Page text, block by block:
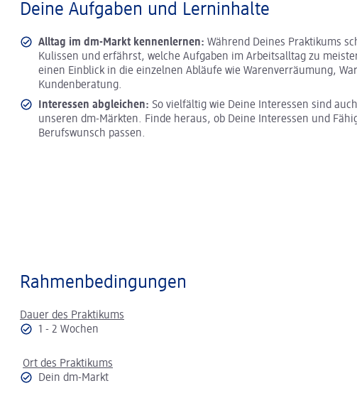
Deine Aufgaben und Lerninhalte
Alltag im dm-Markt kennenlernen: Während Deines Praktikums
Kulissen und erfährst, welche Aufgaben im Arbeitsalltag zu
einen Einblick in die einzelnen Abläufe wie Warenverräumung,
Kundenberatung.
Interessen abgleichen: So vielfältig wie Deine Interessen sind
unseren dm-Märkten. Finde heraus, ob Deine Interessen und
Berufswunsch passen.
Rahmenbedingungen
Dauer des Praktikums
1 - 2 Wochen
Ort des Praktikums
Dein dm-Markt